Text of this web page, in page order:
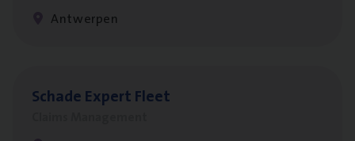
Antwerpen
Scha­de Expert Fleet